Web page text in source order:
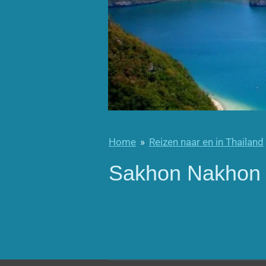
Home » Reizen naar en in Thailand
Sakhon Nakhon